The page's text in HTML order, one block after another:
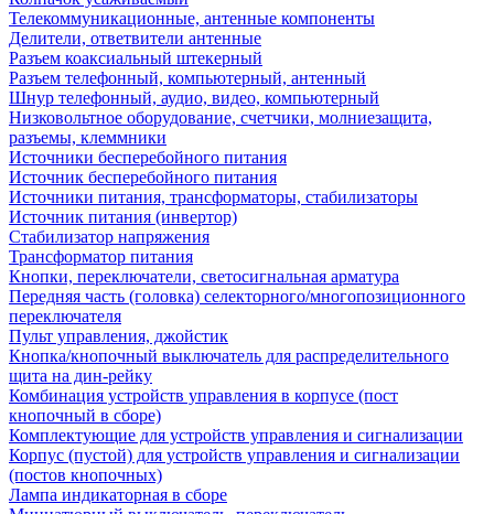
Телекоммуникационные, антенные компоненты
Делители, ответвители антенные
Разъем коаксиальный штекерный
Разъем телефонный, компьютерный, антенный
Шнур телефонный, аудио, видео, компьютерный
Низковольтное оборудование, счетчики, молниезащита,
разъемы, клеммники
Источники бесперебойного питания
Источник бесперебойного питания
Источники питания, трансформаторы, стабилизаторы
Источник питания (инвертор)
Стабилизатор напряжения
Трансформатор питания
Кнопки, переключатели, светосигнальная арматура
Передняя часть (головка) селекторного/многопозиционного
переключателя
Пульт управления, джойстик
Кнопка/кнопочный выключатель для распределительного
щита на дин-рейку
Комбинация устройств управления в корпусе (пост
кнопочный в сборе)
Комплектующие для устройств управления и сигнализации
Корпус (пустой) для устройств управления и сигнализации
(постов кнопочных)
Лампа индикаторная в сборе